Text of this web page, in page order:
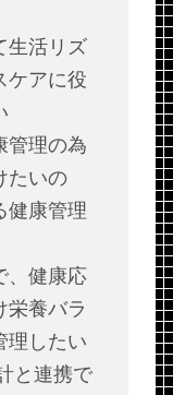
生活リズ
ケアに役
管理の為
たいの
健康管理
、健康応
栄養バラ
理したい
と連携で